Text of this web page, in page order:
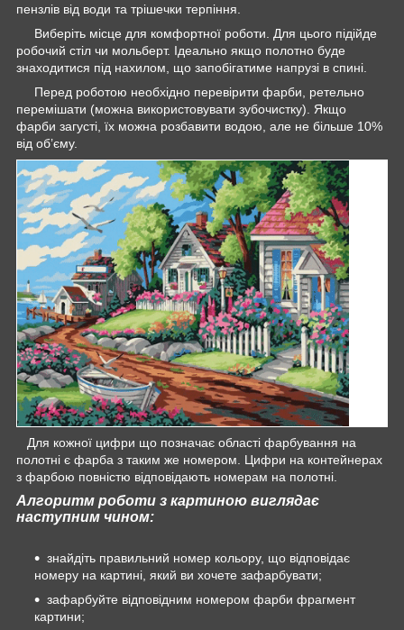
пензлів від води та трішечки терпіння.
Виберіть місце для комфортної роботи. Для цього підійде
робочий стіл чи мольберт. Ідеально якщо полотно буде
знаходитися під нахилом, що запобігатиме напрузі в спині.
Перед роботою необхідно перевірити фарби, ретельно
перемішати (можна використовувати зубочистку). Якщо
фарби загусті, їх можна розбавити водою, але не більше 10%
від об’єму.
Для кожної цифри що позначає області фарбування на
полотні є фарба з таким же номером. Цифри на контейнерах
з фарбою повністю відповідають номерам на полотні.
Алгоритм роботи з картиною виглядає
наступним чином:
знайдіть правильний номер кольору, що відповідає
номеру на картині, який ви хочете зафарбувати;
зафарбуйте відповідним номером фарби фрагмент
картини;